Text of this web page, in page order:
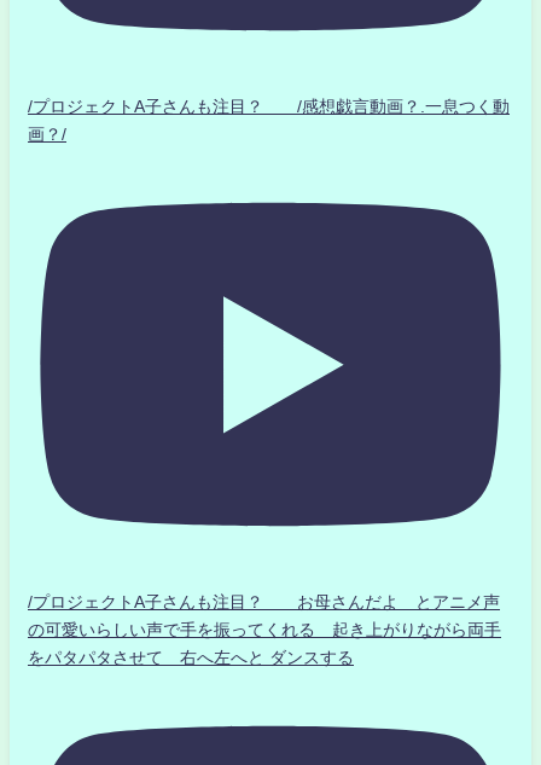
/プロジェクトA子さんも注目？ /感想戯言動画？.一息つく動
画？/
/プロジェクトA子さんも注目？ お母さんだよ とアニメ声
の可愛いらしい声で手を振ってくれる 起き上がりながら両手
をパタパタさせて 右へ左へと ダンスする